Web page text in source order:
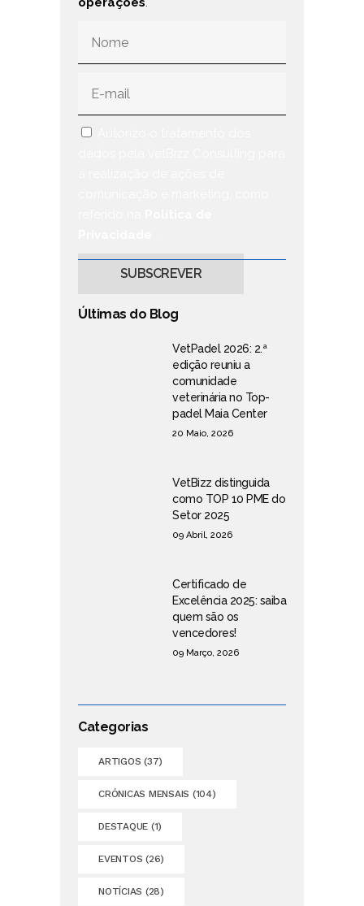
Últimas do Blog
VetPadel 2026: 2.ª
edição reuniu a
comunidade
veterinária no Top-
padel Maia Center
20 Maio, 2026
VetBizz distinguida
como TOP 10 PME do
Setor 2025
09 Abril, 2026
Certificado de
Excelência 2025: saiba
quem são os
vencedores!
09 Março, 2026
Categorias
ARTIGOS (37)
CRÓNICAS MENSAIS (104)
DESTAQUE (1)
EVENTOS (26)
NOTÍCIAS (28)